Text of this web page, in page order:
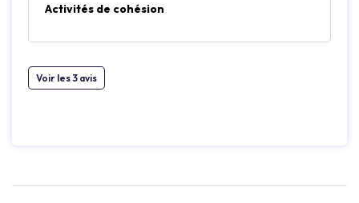
Activités de cohésion
Voir les 3 avis